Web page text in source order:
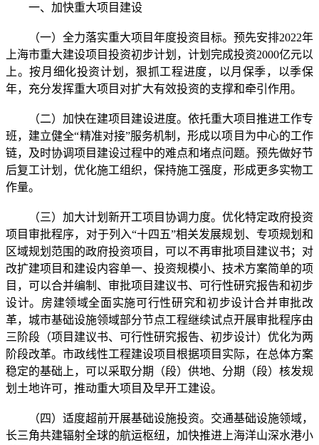
一、加快重大项目建设
（一）全力落实重大项目年度投资目标。预先安排2022年
上海市重大建设项目投资初步计划，计划完成投资2000亿元以
上。按月细化投资计划，狠抓工程进度，以月保季，以季保
年，充分发挥重大项目对扩大有效投资的支撑和牵引作用。
（二）加快在建项目建设进度。依托重大项目推进工作专
班，建立健全“精准对接”服务机制，形成以项目为中心的工作
链，及时协调项目建设过程中的难点和堵点问题。预先做好节
后复工计划，优化施工组织，保持施工强度，形成更多实物工
作量。
（三）加大计划新开工项目协调力度。优化特定政府投资
项目审批程序，对于列入“十四五”相关发展规划、专项规划和
区域规划范围的政府投资项目，可以不再审批项目建议书；对
改扩建项目和建设内容单一、投资规模小、技术方案简单的项
目，可以合并编制、审批项目建议书、可行性研究报告和初步
设计。房建领域全面实施可行性研究和初步设计合并审批改
革，城市基础设施领域部分节点工程继续试点开展审批程序由
三阶段（项目建议书、可行性研究报告、初步设计）优化为两
阶段改革。市政线性工程建设项目根据项目实际，在总体方案
稳定的基础上，可以采取分期（段）供地、分期（段）核发规
划土地许可，推动重大项目及早开工建设。
（四）适度超前开展基础设施投资。交通基础设施领域，
长三角共建辐射全球的航运枢纽，加快推进上海洋山深水港小